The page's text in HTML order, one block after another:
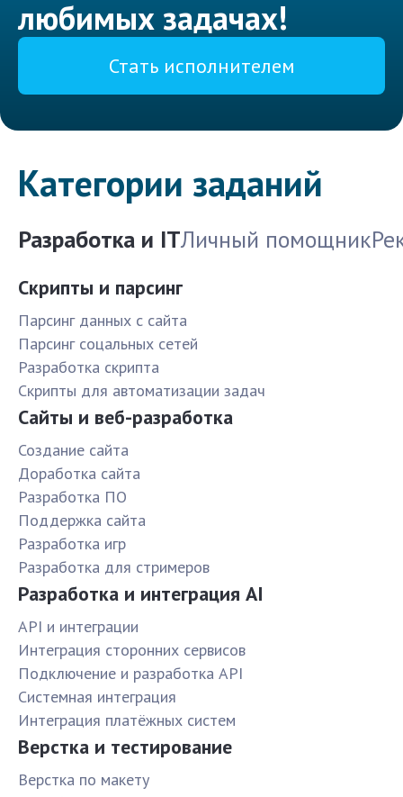
любимых задачах!
Стать исполнителем
Категории заданий
Разработка и ITЛичный помощник
Скрипты и парсинг
Парсинг данных с сайта
Парсинг соцальных сетей
Разработка скрипта
Скрипты для автоматизации задач
Сайты и веб-разработка
Создание сайта
Доработка сайта
Разработка ПО
Поддержка сайта
Разработка игр
Разработка для стримеров
Разработка и интеграция AI
API и интеграции
Интеграция сторонних сервисов
Подключение и разработка API
Системная интеграция
Интеграция платёжных систем
Верстка и тестирование
Верстка по макету